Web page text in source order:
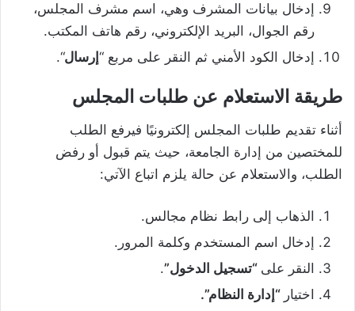
إدخال بيانات المشرف وهي، اسم مشرف المجلس،
رقم الجوال، البريد الإلكتروني، رقم هاتف المكتب.
إدخال الكود الأمني ثم النقر على مربع “إرسال“.
طريقة الاستعلام عن طلبات المجلس
أثناء تقديم طلبات المجلس إلكترونيًا فيرفع الطلب
للمختصين من إدارة الجامعة، حيث يتم قبول أو رفض
الطلب، والاستعلام عن حالة يلزم اتباع الآتي:
الذهاب إلى رابط نظام مجالس.
إدخال اسم المستخدم وكلمة المرور.
النقر على “تسجيل الدخول”.
اختيار “إدارة النظام”.